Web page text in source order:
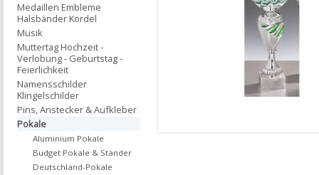
Medaillen Embleme
Halsbänder Kordel
Musik
Muttertag Hochzeit -
Verlobung - Geburtstag -
Feierlichkeit
Namensschilder
Klingelschilder
Pins, Anstecker & Aufkleber
Pokale
Aluminium Pokale
Budget Pokale & Ständer
Deutschland-Pokale